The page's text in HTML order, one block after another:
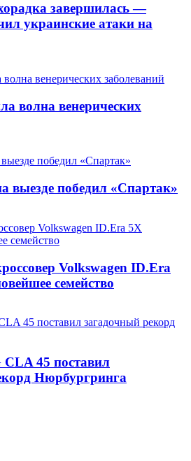
завершилась —
украинские атаки на
волна венерических
выезде победил «Спартак»
Volkswagen ID.Era
семейство
CLA 45 поставил
Нюрбургринга